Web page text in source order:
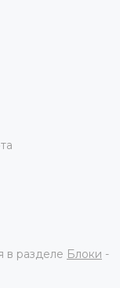
в разделе Блоки -